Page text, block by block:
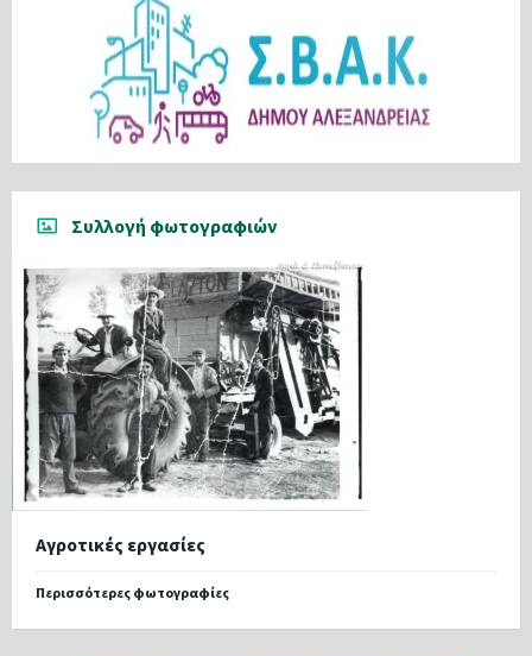
Συλλογή φωτογραφιών
Αγροτικές εργασίες
Περισσότερες φωτογραφίες